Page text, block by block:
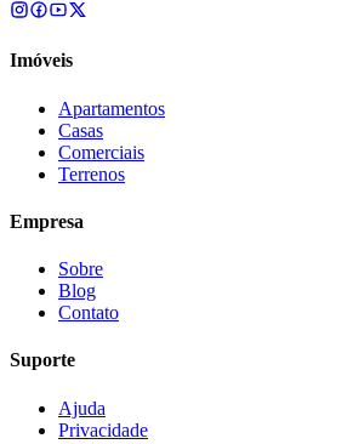
Imóveis
Apartamentos
Casas
Comerciais
Terrenos
Empresa
Sobre
Blog
Contato
Suporte
Ajuda
Privacidade